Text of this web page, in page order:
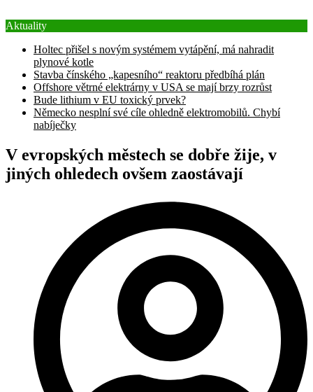
Aktuality
Holtec přišel s novým systémem vytápění, má nahradit
plynové kotle
Stavba čínského „kapesního“ reaktoru předbíhá plán
Offshore větrné elektrárny v USA se mají brzy rozrůst
Bude lithium v EU toxický prvek?
Německo nesplní své cíle ohledně elektromobilů. Chybí
nabíječky
V evropských městech se dobře žije, v
jiných ohledech ovšem zaostávají